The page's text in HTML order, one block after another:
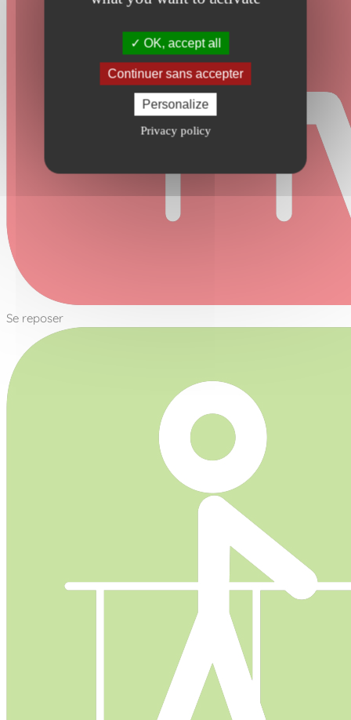
OK, accept all
Continuer sans accepter
Personalize
Privacy policy
Se reposer